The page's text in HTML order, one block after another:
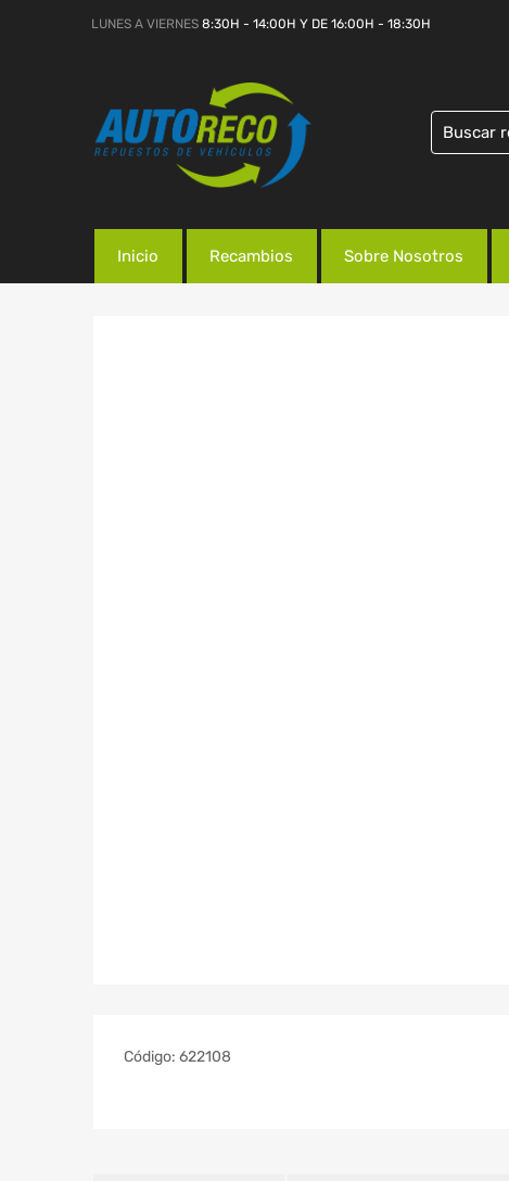
LUNES A VIERNES 8:30H - 14:00H Y DE 16:00H - 18:30H
Inicio Recambios Sobre Nosotros
Código: 622108